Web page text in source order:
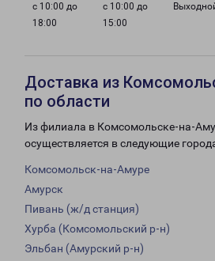
с 10:00 до
18:00
с 10:00 до
15:00
Доставка из
по области
Из филиала в Комсомольске-на-
осуществляется в следующие
Комсомольск-на-Амуре
Амурск
Пивань (ж/д станция)
Хурба (Комсомольский р-н)
Эльбан (Амурский р-н)